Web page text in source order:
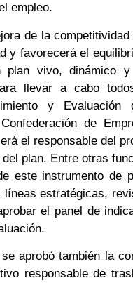
empleo.
de la
y favorecerá el
vivo, dinámico
llevar a cabo
y Evaluación
de
el responsable del
plan. Entre otras
este instrumento de
estratégicas,
el panel de
aprobó también la
responsable de